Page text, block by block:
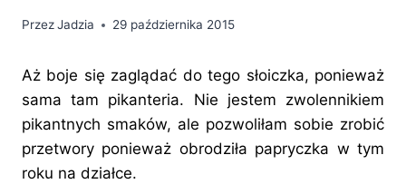
PrzezJadzia 29 października 2015
Aż boje się zaglądać do tego słoiczka, ponieważ
sama tam pikanteria. Nie jestem zwolennikiem
pikantnych smaków, ale pozwoliłam sobie zrobić
przetwory ponieważ obrodziła papryczka w tym
roku na działce.